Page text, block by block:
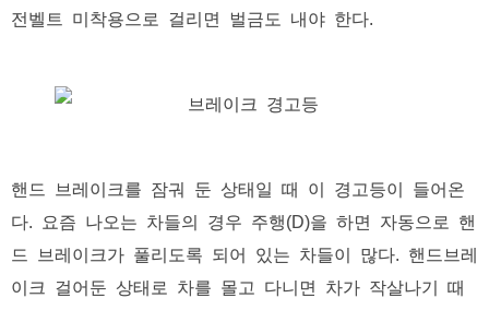
전벨트 미착용으로 걸리면 벌금도 내야 한다.
핸드 브레이크를 잠궈 둔 상태일 때 이 경고등이 들어온
다. 요즘 나오는 차들의 경우 주행(D)을 하면 자동으로 핸
드 브레이크가 풀리도록 되어 있는 차들이 많다. 핸드브레
이크 걸어둔 상태로 차를 몰고 다니면 차가 작살나기 때